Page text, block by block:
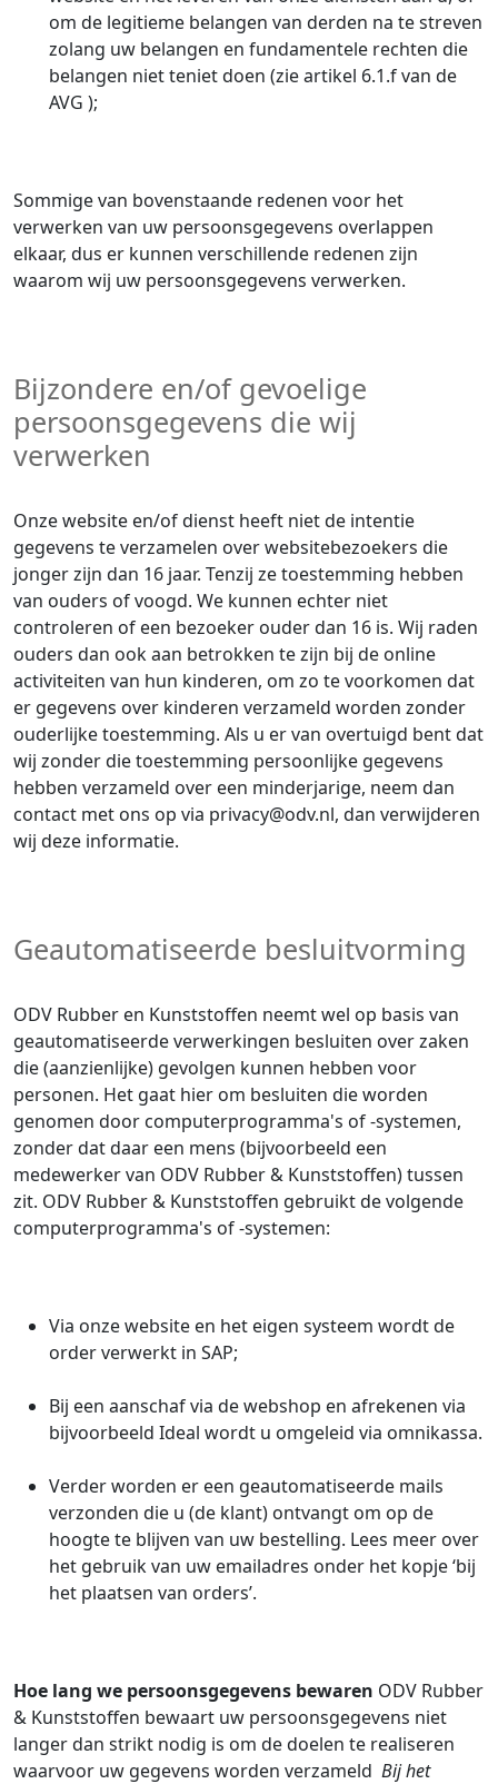
om de legitieme belangen van derden na te streven
zolang uw belangen en fundamentele rechten die
belangen niet teniet doen (zie artikel 6.1.f van de
AVG );
Sommige van bovenstaande redenen voor het
verwerken van uw persoonsgegevens overlappen
elkaar, dus er kunnen verschillende redenen zijn
waarom wij uw persoonsgegevens verwerken.
Bijzondere en/of gevoelige
persoonsgegevens die wij
verwerken
Onze website en/of dienst heeft niet de intentie
gegevens te verzamelen over websitebezoekers die
jonger zijn dan 16 jaar. Tenzij ze toestemming hebben
van ouders of voogd. We kunnen echter niet
controleren of een bezoeker ouder dan 16 is. Wij raden
ouders dan ook aan betrokken te zijn bij de online
activiteiten van hun kinderen, om zo te voorkomen dat
er gegevens over kinderen verzameld worden zonder
ouderlijke toestemming. Als u er van overtuigd bent dat
wij zonder die toestemming persoonlijke gegevens
hebben verzameld over een minderjarige, neem dan
contact met ons op via privacy@odv.nl, dan verwijderen
wij deze informatie.
Geautomatiseerde besluitvorming
ODV Rubber en Kunststoffen neemt wel op basis van
geautomatiseerde verwerkingen besluiten over zaken
die (aanzienlijke) gevolgen kunnen hebben voor
personen. Het gaat hier om besluiten die worden
genomen door computerprogramma's of -systemen,
zonder dat daar een mens (bijvoorbeeld een
medewerker van ODV Rubber & Kunststoffen) tussen
zit. ODV Rubber & Kunststoffen gebruikt de volgende
computerprogramma's of -systemen:
Via onze website en het eigen systeem wordt de
order verwerkt in SAP;
Bij een aanschaf via de webshop en afrekenen via
bijvoorbeeld Ideal wordt u omgeleid via omnikassa.
Verder worden er een geautomatiseerde mails
verzonden die u (de klant) ontvangt om op de
hoogte te blijven van uw bestelling. Lees meer over
het gebruik van uw emailadres onder het kopje ‘bij
het plaatsen van orders’.
Hoe lang we persoonsgegevens bewaren ODV Rubber
& Kunststoffen bewaart uw persoonsgegevens niet
langer dan strikt nodig is om de doelen te realiseren
waarvoor uw gegevens worden verzameld Bij het